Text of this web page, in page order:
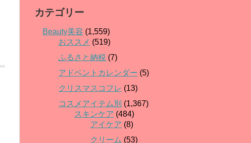
カテゴリー
Beauty美容 (1,559)
おススメ (519)
ふるさと納税 (7)
アドベントカレンダー (5)
クリスマスコフレ (13)
コスメアイテム別 (1,367)
スキンケア (484)
アイケア (8)
クリーム (53)